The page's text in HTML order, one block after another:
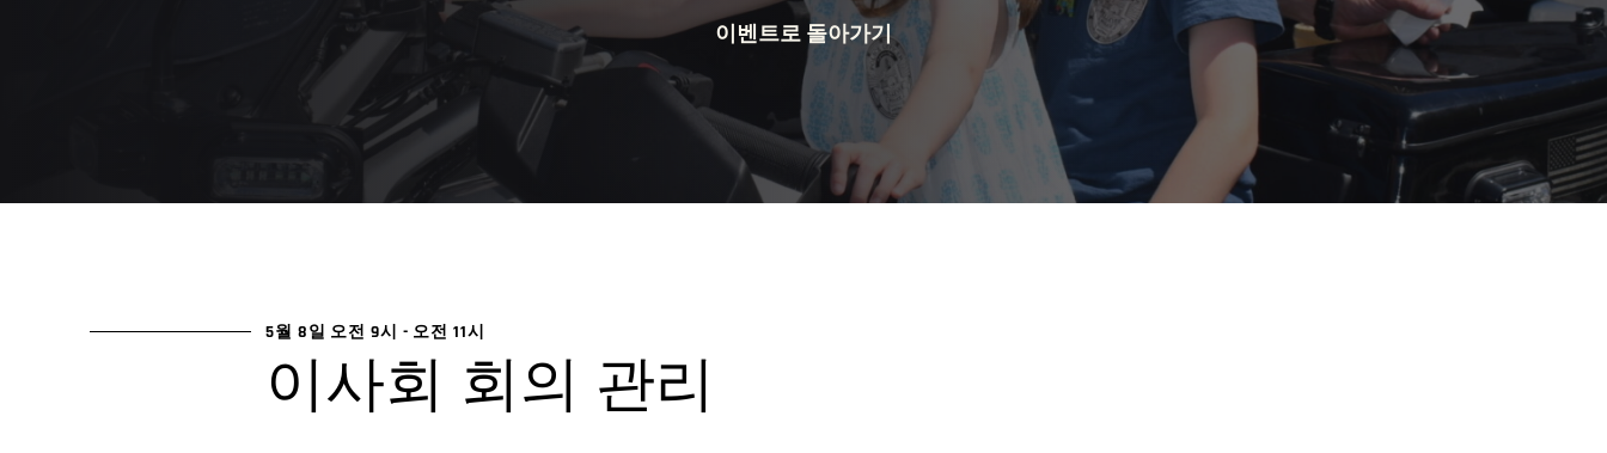
이벤트로 돌아가기
5월 8일 오전 9시 - 오전 11시
이사회 회의 관리